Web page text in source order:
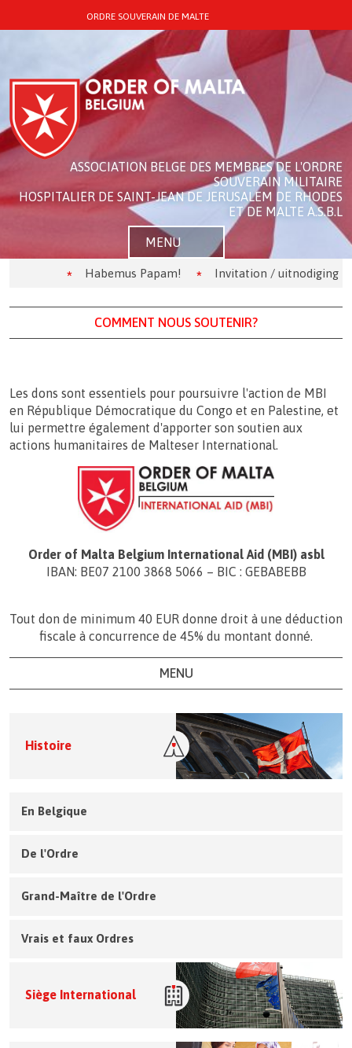
ORDRE SOUVERAIN DE MALTE
ASSOCIATION BELGE DES MEMBRES DE L'ORDRE
SOUVERAIN MILITAIRE
HOSPITALIER DE SAINT-JEAN DE JERUSALEM DE RHODES
ET DE MALTE A.S.B.L
MENU
Habemus Papam! Invitation / uitnodiging
COMMENT NOUS SOUTENIR?
Les dons sont essentiels pour poursuivre l'action de MBI
en République Démocratique du Congo et en Palestine, et
lui permettre également d'apporter son soutien aux
actions humanitaires de Malteser International.
Order of Malta Belgium International Aid (MBI) asbl
IBAN: BE07 2100 3868 5066 – BIC : GEBABEBB
Tout don de minimum 40 EUR donne droit à une déduction
fiscale à concurrence de 45% du montant donné.
MENU
Histoire
En Belgique
De l'Ordre
Grand-Maître de l'Ordre
Vrais et faux Ordres
Siège International